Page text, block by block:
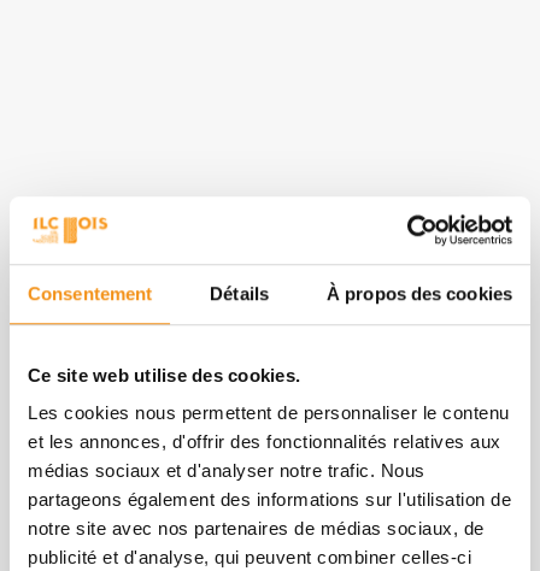
Consentement Détails À propos des cookies
Ce site web utilise des cookies.
Les cookies nous permettent de personnaliser le contenu
et les annonces, d'offrir des fonctionnalités relatives aux
médias sociaux et d'analyser notre trafic. Nous
partageons également des informations sur l'utilisation de
notre site avec nos partenaires de médias sociaux, de
publicité et d'analyse, qui peuvent combiner celles-ci